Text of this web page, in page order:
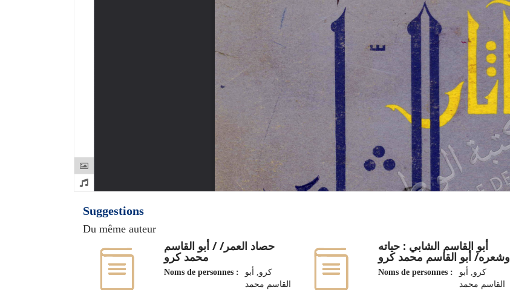
Suggestions
Du même auteur
أبو القاسم الشابي : حياته
وشعره/ أبو القاسم محمد كرو
Noms de personnes :
كرو, أبو
القاسم محمد
حصاد العمر/ / أبو القاسم
محمد كرو
Noms de personnes :
كرو, أبو
القاسم محمد